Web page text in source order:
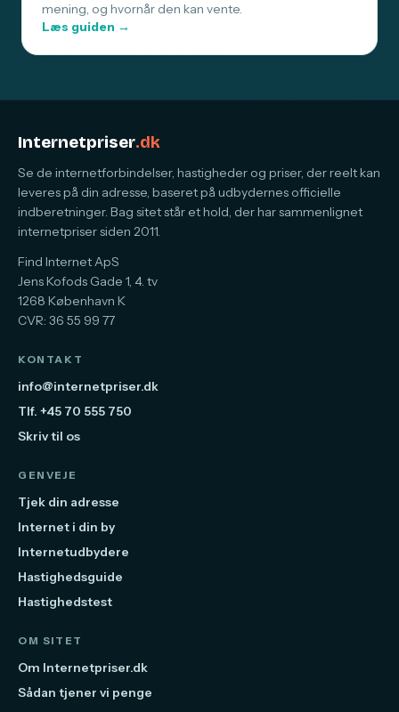
mening, og hvornår den kan vente.
Læs guiden →
Internetpriser.dk
Se de internetforbindelser, hastigheder og priser, der reelt kan
leveres på din adresse, baseret på udbydernes officielle
indberetninger. Bag sitet står et hold, der har sammenlignet
internetpriser siden 2011.
Find Internet ApS
Jens Kofods Gade 1, 4. tv
1268 København K
CVR: 36 55 99 77
KONTAKT
info@internetpriser.dk
Tlf. +45 70 555 750
Skriv til os
GENVEJE
Tjek din adresse
Internet i din by
Internetudbydere
Hastighedsguide
Hastighedstest
OM SITET
Om Internetpriser.dk
Sådan tjener vi penge